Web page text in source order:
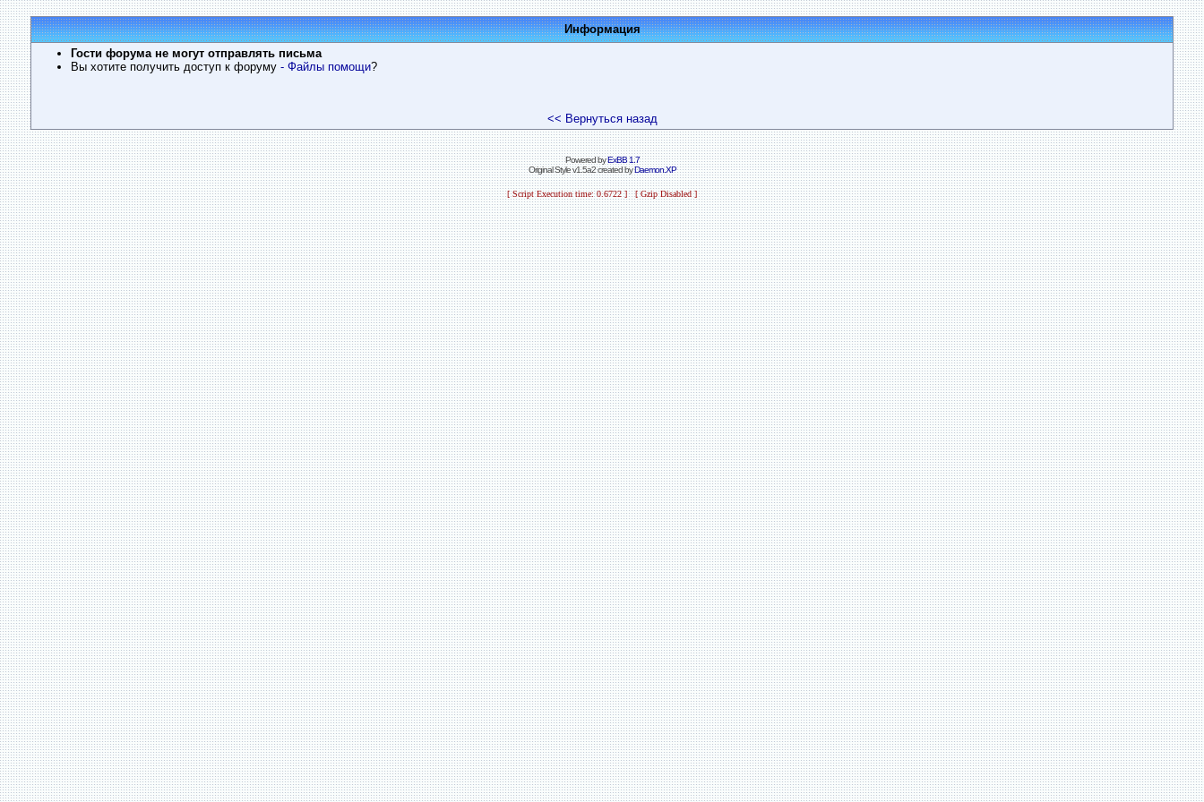
Информация
Гости форума не могут отправлять письма
Вы хотите получить доступ к форуму - Файлы помощи?
<< Вернуться назад
Powered byExBB 1.7
Original Style v1.5a2 created byDaemon.XP
[ Script Execution time: 0.6722 ] [ Gzip Disabled ]